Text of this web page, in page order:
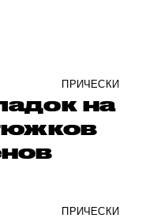
ПРИЧЕСКИ
на
ПРИЧЕСКИ